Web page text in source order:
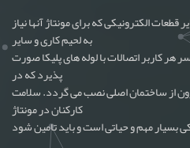
قطعات الکترونیکی که برای مونتاژ آنها نیاز
به لحیم کاری و سایر
کاربر اتصالات با لوله های پلیکا صورت
پذیرد که در
از ساختمان اصلی نصب می گردد. سلامت
کارکنان در مونتاژ